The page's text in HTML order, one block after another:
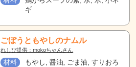
ギ
ごぼうともやしのナムル
れしぴ提供：mokoちゃんさん
材料
もやし, 醤油, ごま油, すりおろ